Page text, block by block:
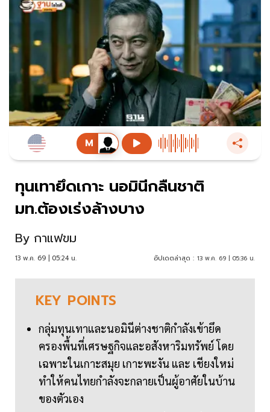
ทุนเทายึดเกาะ นอมินีกลืนชาติ
มท.ต้องเร่งล้างบาง
By กาแฟขม
13 พ.ค. 69 | 05:24 น. อัปเดตล่าสุด : 13 พ.ค. 69 | 05:36 น.
KEY POINTS
กลุ่มทุนเทาและนอมินีต่างชาติกำลังเข้ายึด
ครองพื้นที่เศรษฐกิจและอสังหาริมทรัพย์ โดย
เฉพาะในเกาะสมุย เกาะพะงัน และ เชียงใหม่
ทำให้คนไทยกำลังจะกลายเป็นผู้อาศัยในบ้าน
ของตัวเอง